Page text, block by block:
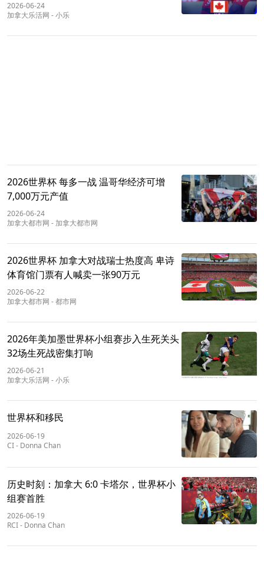
2026-06-24
加拿大乐活网 -小乐
2026世界杯 每多一战 温哥华经济可增
7,000万元产值
2026-06-24
加拿大都市网 - 加拿大都市网
2026世界杯 加拿大对战瑞士热度高 卑诗
体育馆门票有人喊卖一张90万元
2026-06-22
加拿大都市网 -都市网
2026年美加墨世界杯小组赛步入生死关头
32场生死战密集打响
2026-06-21
加拿大乐活网 -小乐
世界杯和移民
2026-06-19
CI- Donna Chan
历史时刻：加拿大 6:0 卡塔尔，世界杯小
组赛首胜
2026-06-19
RCI- Donna Chan